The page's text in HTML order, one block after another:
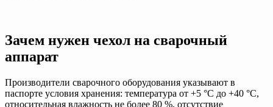
Зачем нужен чехол на сварочный
аппарат
Производители сварочного оборудования указывают в
паспорте условия хранения: температура от +5 °C до +40 °C,
относительная влажность не более 80 %, отсутствие